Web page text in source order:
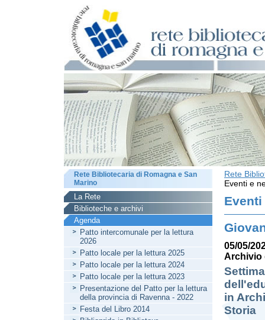
Rete
Eventi e
Eventi
05/05/
Archivio
in
Storia
Rete Bibliotecaria di Romagna e San
Marino
La Rete
Biblioteche e archivi
Agenda
Patto intercomunale per la lettura
2026
Patto locale per la lettura 2025
Patto locale per la lettura 2024
Patto locale per la lettura 2023
Presentazione del Patto per la lettura
della provincia di Ravenna - 2022
Festa del Libro 2014